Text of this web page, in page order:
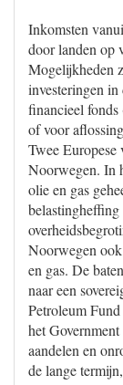
Inkomsten
door landen op
Mogelijkheden
investeringen
financieel fonds
of voor
Twee
Noorwegen. In
olie en gas
Noorwegen
en gas. De
naar een
Petroleum
het
aandelen en
de lange